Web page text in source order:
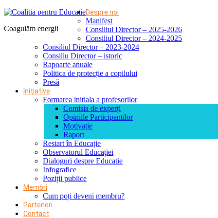
Coagulăm energii
Despre noi
Manifest
Consiliul Director – 2025-2026
Consiliul Director – 2024-2025
Consiliul Director – 2023-2024
Consiliu Director – istoric
Rapoarte anuale
Politica de protecție a copilului
Presă
Inițiative
Formarea initiala a profesorilor
Comisia de experți
Opiniile Participantilor
Motivație
Raport
Restart în Educație
Observatorul Educației
Dialoguri despre Educatie
Infografice
Poziții publice
Membri
Cum poți deveni membru?
Parteneri
Contact